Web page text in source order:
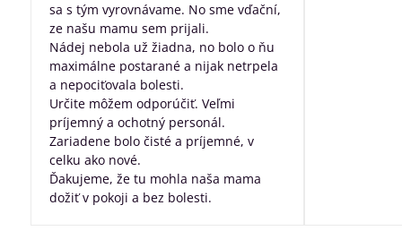
sa s tým vyrovnávame. No sme vďační,
ze našu mamu sem prijali.
Nádej nebola už žiadna, no bolo o ňu
maximálne postarané a nijak netrpela
a nepociťovala bolesti.
Určite môžem odporúčiť. Veľmi
príjemný a ochotný personál.
Zariadene bolo čisté a príjemné, v
celku ako nové.
Ďakujeme, že tu mohla naša mama
dožiť v pokoji a bez bolesti.